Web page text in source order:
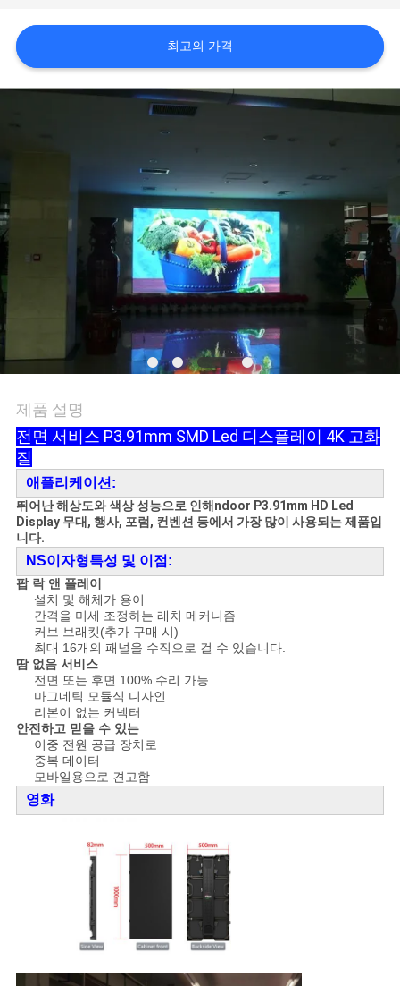
여
행
질
관
리
뉴
스
사
이
맵
사
활
호
최고의 가격
제품 설명
전면 서비스 P3.91mm SMD Led 디스플레이 4K 고화
질
애플리케이션:
뛰어난 해상도와 색상 성능으로 인해 ndoor P3.91mm HD Led
Display 무대, 행사, 포럼, 컨벤션 등에서 가장 많이 사용되는 제품입
니다.
NS이자형특성 및 이점:
팝 락 앤 플레이
설치 및 해체가 용이
간격을 미세 조정하는 래치 메커니즘
커브 브래킷(추가 구매 시)
최대 16개의 패널을 수직으로 걸 수 있습니다.
땀 없음 서비스
전면 또는 후면 100% 수리 가능
마그네틱 모듈식 디자인
리본이 없는 커넥터
안전하고 믿을 수 있는
이중 전원 공급 장치로
중복 데이터
모바일용으로 견고함
영화